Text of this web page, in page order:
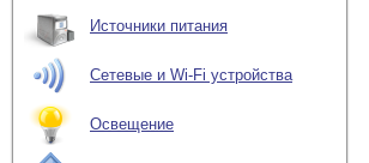
Источники питания
Сетевые и Wi-Fi устройства
Освещение